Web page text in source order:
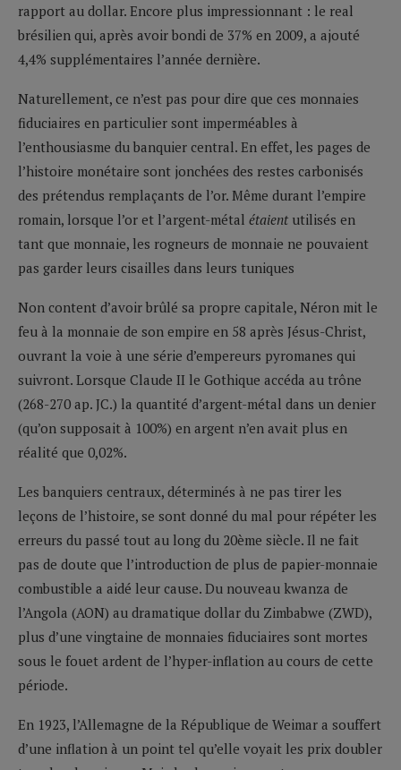
rapport au dollar. Encore plus impressionnant : le real
brésilien qui, après avoir bondi de 37% en 2009, a ajouté
4,4% supplémentaires l’année dernière.
Naturellement, ce n’est pas pour dire que ces monnaies
fiduciaires en particulier sont imperméables à
l’enthousiasme du banquier central. En effet, les pages de
l’histoire monétaire sont jonchées des restes carbonisés
des prétendus remplaçants de l’or. Même durant l’empire
romain, lorsque l’or et l’argent-métal étaient utilisés en
tant que monnaie, les rogneurs de monnaie ne pouvaient
pas garder leurs cisailles dans leurs tuniques
Non content d’avoir brûlé sa propre capitale, Néron mit le
feu à la monnaie de son empire en 58 après Jésus-Christ,
ouvrant la voie à une série d’empereurs pyromanes qui
suivront. Lorsque Claude II le Gothique accéda au trône
(268-270 ap. JC.) la quantité d’argent-métal dans un denier
(qu’on supposait à 100%) en argent n’en avait plus en
réalité que 0,02%.
Les banquiers centraux, déterminés à ne pas tirer les
leçons de l’histoire, se sont donné du mal pour répéter les
erreurs du passé tout au long du 20ème siècle. Il ne fait
pas de doute que l’introduction de plus de papier-monnaie
combustible a aidé leur cause. Du nouveau kwanza de
l’Angola (AON) au dramatique dollar du Zimbabwe (ZWD),
plus d’une vingtaine de monnaies fiduciaires sont mortes
sous le fouet ardent de l’hyper-inflation au cours de cette
période.
En 1923, l’Allemagne de la République de Weimar a souffert
d’une inflation à un point tel qu’elle voyait les prix doubler